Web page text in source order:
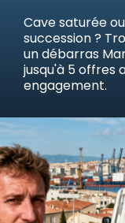
Cave saturée
succession ?
un débarras
jusqu'à 5 offres
engagement.